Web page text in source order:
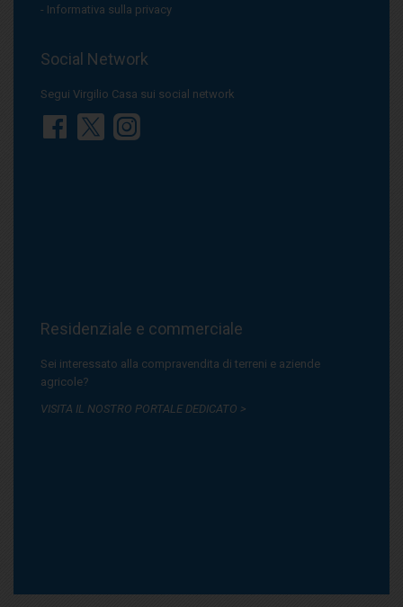
Informativa sulla privacy
Social Network
Segui Virgilio Casa sui social network
Residenziale e commerciale
Sei interessato alla compravendita di terreni e aziende
agricole?
VISITA IL NOSTRO PORTALE DEDICATO >